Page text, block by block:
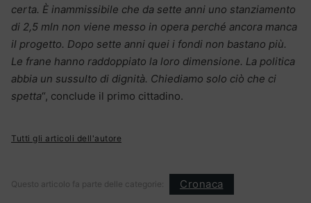
certa. È inammissibile che da sette anni uno stanziamento
di 2,5 mln non viene messo in opera perché ancora manca
il progetto. Dopo sette anni quei i fondi non bastano più.
Le frane hanno raddoppiato la loro dimensione. La politica
abbia un sussulto di dignità. Chiediamo solo ciò che ci
spetta“, conclude il primo cittadino.
Tutti gli articoli dell'autore
Questo articolo fa parte delle categorie: Cronaca